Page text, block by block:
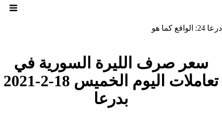
درعا 24: الواقع كما هو
سعر صرف الليرة السورية في
تعاملات اليوم الخميس 18-2-2021
بدرعا